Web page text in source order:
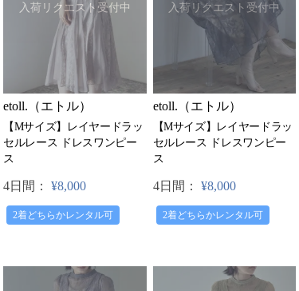
入荷リクエスト受付中
etoll.（エトル）
【Mサイズ】レイヤードラッ
セルレース ドレスワンピー
ス
4日間： ¥8,000
2着どちらかレンタル可
入荷リクエスト受付中
etoll.（エトル）
【Mサイズ】レイヤードラッ
セルレース ドレスワンピー
ス
4日間： ¥8,000
2着どちらかレンタル可